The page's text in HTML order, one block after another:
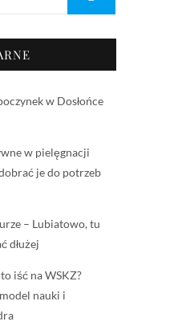
w Dosłońce
w pielęgnacji
je do potrzeb
– Lubiatowo, tu
dłużej
iść na WSKZ?
nauki i